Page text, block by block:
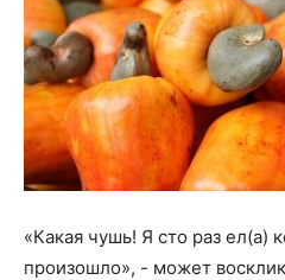
«Какая чушь! Я сто раз ел(а)
произошло», - может